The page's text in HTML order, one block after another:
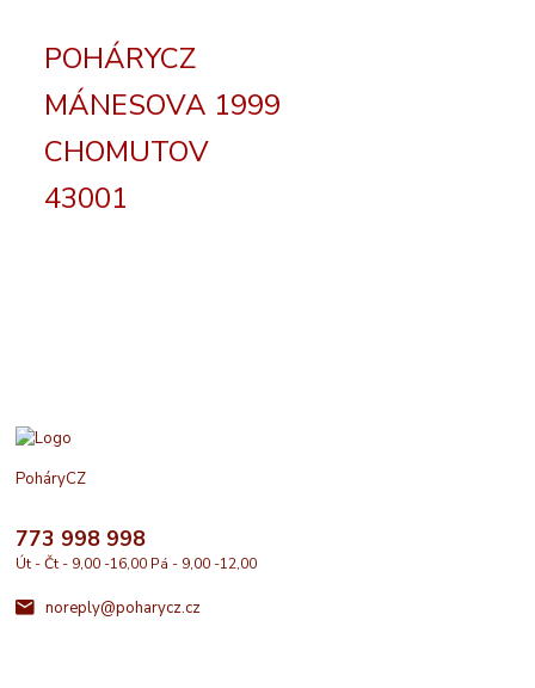
POHÁRYCZ
MÁNESOVA 1999
CHOMUTOV
43001
PoháryCZ
773 998 998
Út - Čt - 9,00 -16,00 Pá - 9,00 -12,00
noreply@poharycz.cz